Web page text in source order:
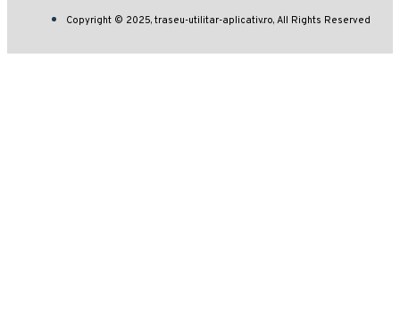
Copyright © 2025, traseu-utilitar-aplicativ.ro, All Rights Reserved